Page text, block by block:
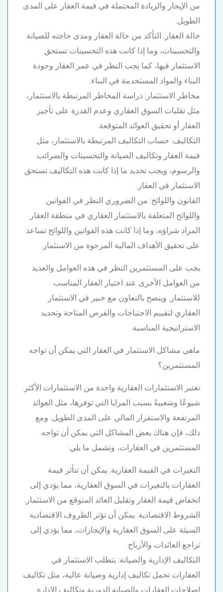
من الإيجار والزيادة المحتملة في قيمة العقار على المدى
الطويل.
حالة العقار: التأكد من حالة العقار ومدى حاجته للصيانة
والتحسينات، وما إذا كانت هذه التحسينات تستحق
الاستثمار فيها، كما يجب النظر في عمر العقار وجودة
البناء والمواد المستخدمة في البناء.
مخاطر الاستثمار: دراسة المخاطر المرتبطة بالاستثمار،
مثل تقلبات السوق العقاري وعدم القدرة على تأجير
العقار أو تحقيق العوائد المتوقعة.
التكاليف: حساب التكاليف المرتبطة بالاستثمار، مثل
قيمة العقار وتكاليف الصيانة والتحسينات والضرائب
والرسوم، ويجب تحديد ما إذا كانت هذه التكاليف تستحق
الاستثمار في العقار.
القانون واللوائح: من الضروري النظر في القوانين
واللوائح المتعلقة بالاستثمار العقاري في منطقة العقار
المراد شراؤه، وما إذا كانت هذه القوانين واللوائح تساعد
على تحقيق الأهداف المالية المرجوة من الاستثمار.
يجب على المستثمرين النظر في هذه العوامل والعديد
من العوامل الأخرى عند اختيار العقار المناسب
للاستثمار. وينصح بالتعاون مع خبير في الاستثمار
العقاري لتقييم الاحتياجات والفرص المتاحة وتحديد
الاستراتيجية المناسبة.
ماهي مشاكل الاستثمار في العقار التي يمكن أن تواجه
المستثمرين؟
تعتبر الاستثمارات العقارية واحدة من الاستثمارات الأكثر
شيوعًا وشعبيةً بسبب المزايا التي توفرها، مثل العوائد
المرتفعة والاستقرار المالي على المدى الطويل. ومع
ذلك، فإن هناك بعض المشاكل التي يمكن أن تواجه
المستثمرين في العقارات، وتشمل ما يلي:
التغيرات في القيمة العقارية: يمكن أن تتأثر قيمة
العقارات بالتغيرات في السوق العقارية، مما يؤدي إلى
انخفاض قيمة العقار وتقليل العائد المتوقع من الاستثمار.
الشروط الاقتصادية: يمكن أن تؤثر الظروف الاقتصادية
السيئة على السوق العقارية والإيجارات، مما يؤدي إلى
تراجع العائدات والأرباح.
التكاليف الإدارية والصيانة: يتطلب الاستثمار في
العقارات تحمل تكاليف إدارية وصيانة عالية، مثل تكاليف
إصلاحات العقارات والصيانة الدورية وتكاليف الإدارة